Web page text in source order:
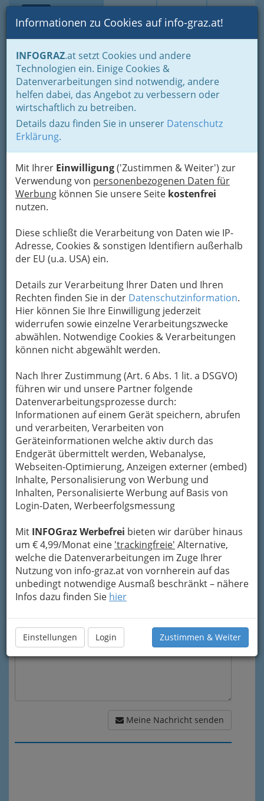
Suche Login Toggle
Informationen zu Cookies auf info-graz.at!
INFOGRAZ.at setzt Cookies und andere
Technologien ein. Einige Cookies &
Datenverarbeitungen sind notwendig, andere
helfen dabei, das Angebot zu verbessern oder
wirtschaftlich zu betreiben.
Details dazu finden Sie in unserer Datenschutz
Erklärung.
Mit Ihrer Einwilligung('Zustimmen & Weiter') zur
Verwendung von personenbezogenen Daten für
Werbung können Sie unsere Seite kostenfrei
nutzen.
Diese schließt die Verarbeitung von Daten wie IP-
Adresse, Cookies & sonstigen Identifiern außerhalb
der EU (u.a. USA) ein.
Details zur Verarbeitung Ihrer Daten und Ihren
Rechten finden Sie in der Datenschutzinformation.
Hier können Sie Ihre Einwilligung jederzeit
widerrufen sowie einzelne Verarbeitungszwecke
abwählen. Notwendige Cookies & Verarbeitungen
können nicht abgewählt werden.
Nach Ihrer Zustimmung (Art. 6 Abs. 1 lit. a DSGVO)
führen wir und unsere Partner folgende
Datenverarbeitungsprozesse durch:
Informationen auf einem Gerät speichern, abrufen
und verarbeiten, Verarbeiten von
Geräteinformationen welche aktiv durch das
Endgerät übermittelt werden, Webanalyse,
Webseiten-Optimierung, Anzeigen externer (embed)
Inhalte, Personalisierung von Werbung und
Inhalten, Personalisierte Werbung auf Basis von
Login-Daten, Werbeerfolgsmessung
Mit INFOGraz Werbefrei bieten wir darüber hinaus
um € 4,99/Monat eine 'trackingfreie' Alternative,
welche die Datenverarbeitungen im Zuge Ihrer
Nutzung von info-graz.at von vornherein auf das
unbedingt notwendige Ausmaß beschränkt – nähere
Infos dazu finden Sie hier
Einstellungen Login Zustimmen & Weiter
Home Lifestyle
Feste feiern
Der schönste Tag im Leben für viele
Planung erspart Ärger und Stress vor dem Heiraten
Hochzeitstorte
INTERSPAR Gesellschaft
m.b.H. Shopping Center
Nord
Wiener Straße 286, 8051 Graz-Gösting
+43 316 710 436
+43 316 710 436 - 723
Karte
Adresse mit Google Maps anschauen
Kontaktaufnahme
Um die Info-Graz Firmenvor Spam-Mails zu
Übermittlung Ihrer Nachricht ein sicheres
Formular. Ihre Nachricht wird nach dem
Absenden umgehend per Mail an das
Unternehmen INTERSPAR Gesellschaft m.b.H.
Shopping Center Nord weitergeleitet.
Mein Name
Meine Email Adresse
Mein Betreff
Meine Nachricht
Meine Nachricht senden